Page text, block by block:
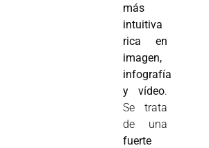
más
intuitiva
rica en
imagen,
infografía
y vídeo.
Se trata
de una
fuerte